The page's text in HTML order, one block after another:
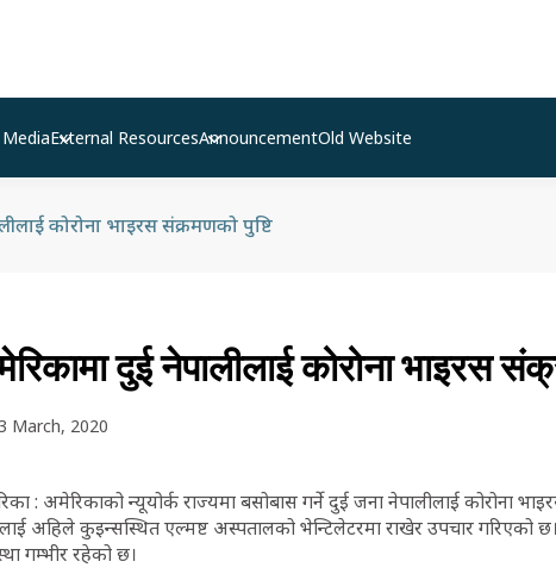
External ResourcesAnnouncementOld Website
कोरोना भाइरस संक्रमणको पुष्टि
दुई नेपालीलाई कोरोना भाइरस
March, 2020
: अमेरिकाको न्यूयोर्क राज्यमा बसोबास गर्ने दुई जना नेपालीलाई कोरोना
अहिले कुइन्सस्थित एल्मष्ट अस्पतालको भेन्टिलेटरमा राखेर उपचार गरिएको
गम्भीर रहेको छ।